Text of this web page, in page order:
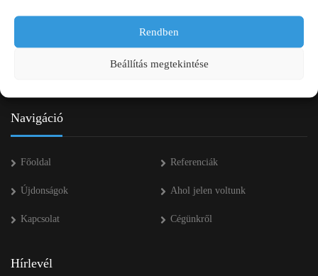
Rendben
Beállítás megtekintése
+36 53 552 283
Navigáció
Főoldal Referenciák
Újdonságok Ahol jelen voltunk
Kapcsolat Cégünkről
Hírlevél